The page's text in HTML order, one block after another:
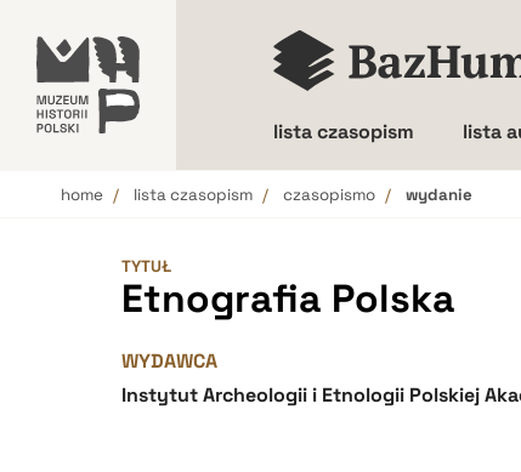
lista czasopism lista
home lista czasopism czasopismo wydanie
TYTUŁ
Etnografia Polska
WYDAWCA
Instytut Archeologii i Etnologii Polskiej